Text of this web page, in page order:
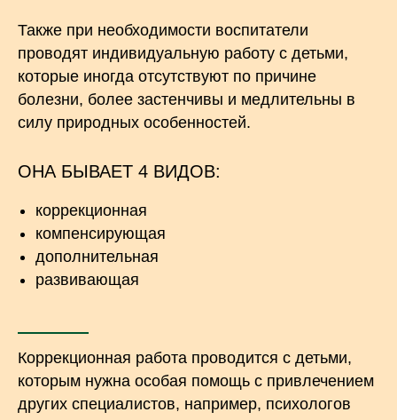
Также при необходимости воспитатели
проводят индивидуальную работу с детьми,
которые иногда отсутствуют по причине
болезни, более застенчивы и медлительны в
силу природных особенностей.
ОНА БЫВАЕТ 4 ВИДОВ:
коррекционная
компенсирующая
дополнительная
развивающая
Коррекционная работа проводится с детьми,
которым нужна особая помощь с привлечением
других специалистов, например, психологов